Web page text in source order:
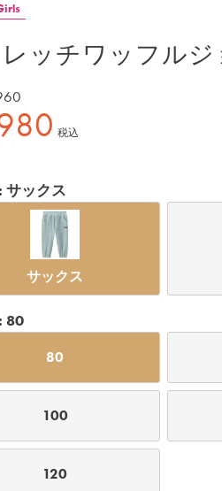
ッチワッフルジ
税込
サックス
サックス
80
80
100
120